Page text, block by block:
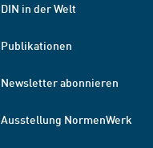
DIN in der Welt
Publikationen
Newsletter abonnieren
Ausstellung NormenWerk